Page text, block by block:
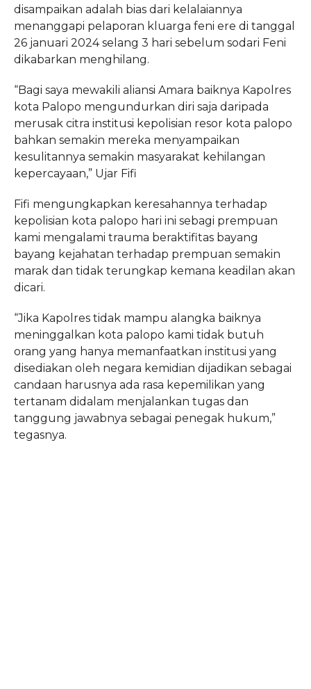
disampaikan adalah bias dari kelalaiannya
menanggapi pelaporan kluarga feni ere di tanggal
26 januari 2024 selang 3 hari sebelum sodari Feni
dikabarkan menghilang.
“Bagi saya mewakili aliansi Amara baiknya Kapolres
kota Palopo mengundurkan diri saja daripada
merusak citra institusi kepolisian resor kota palopo
bahkan semakin mereka menyampaikan
kesulitannya semakin masyarakat kehilangan
kepercayaan,” Ujar Fifi
Fifi mengungkapkan keresahannya terhadap
kepolisian kota palopo hari ini sebagi prempuan
kami mengalami trauma beraktifitas bayang
bayang kejahatan terhadap prempuan semakin
marak dan tidak terungkap kemana keadilan akan
dicari.
“Jika Kapolres tidak mampu alangka baiknya
meninggalkan kota palopo kami tidak butuh
orang yang hanya memanfaatkan institusi yang
disediakan oleh negara kemidian dijadikan sebagai
candaan harusnya ada rasa kepemilikan yang
tertanam didalam menjalankan tugas dan
tanggung jawabnya sebagai penegak hukum,”
tegasnya.